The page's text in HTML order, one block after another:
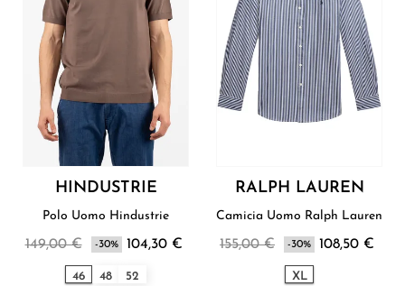
HINDUSTRIE
Polo Uomo Hindustrie
149,00 € -30% 104,30 €
46 48 52
RALPH LAUREN
Camicia Uomo Ralph Lauren
155,00 € -30% 108,50 €
XL